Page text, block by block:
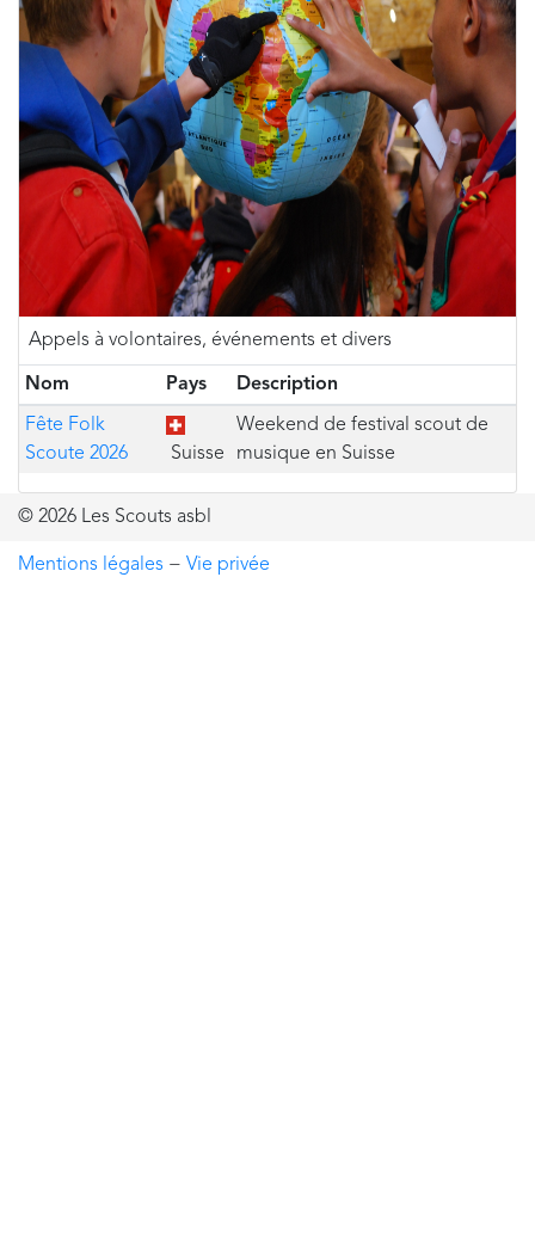
Appels à volontaires, événements et divers
Nom Pays Description
Fête Folk
Scoute 2026
Suisse
Weekend de festival scout de
musique en Suisse
© 2026 Les Scouts asbl
Mentions légales − Vie privée